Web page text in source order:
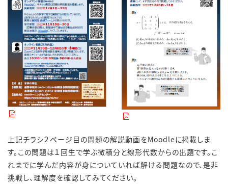
上記チラシ２ページ目の問題の解説動画をMoodleに掲載しま
す。この問題は１回生で学ぶ微積分と線形代数からの出題です。こ
れまでに学んだ内容が身についていれば解ける問題なので、是非
挑戦し、理解度を確認してみてください。